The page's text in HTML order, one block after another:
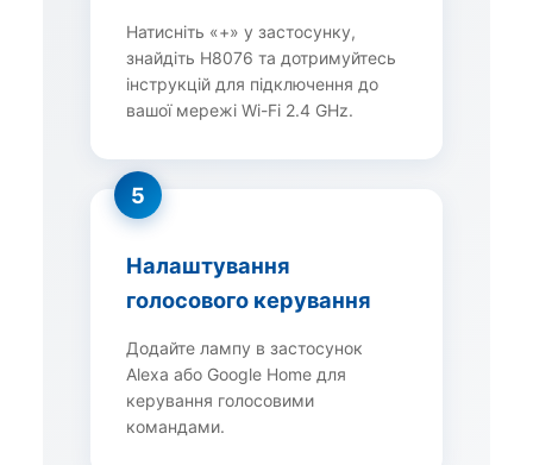
Натисніть «+» у застосунку,
знайдіть H8076 та дотримуйтесь
інструкцій для підключення до
вашої мережі Wi-Fi 2.4 GHz.
5
Налаштування
голосового керування
Додайте лампу в застосунок
Alexa або Google Home для
керування голосовими
командами.